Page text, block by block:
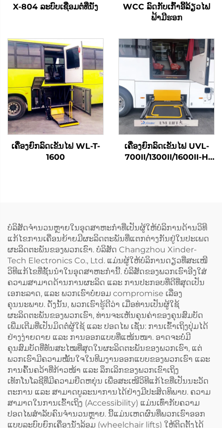
X-804 ລະບົບເຊື່ອມຕໍ່ທີ່ນັ່ງ
WCC ລົດກັບເກົ້າອີ້ລ້ຽວໄຟ
ຟ້າມີຮອກ
ເຄື່ອງຍົກລົດເຂັນໄຟ WL-T-
1600
ເຄື່ອງຍົກລົດເຂັນໄຟ UVL-
700II/1300II/1600II-H
ບໍລິສັດຈຳນວນຫຼາຍໃນອຸດສາຫະກຳທີ່ເປັນຜູ້ໃຫ້ບໍລິການດ້ານວິທີ
ແກ້ໄຂການເຄື່ອນຍ້າຍມີຜະລິດຕະພັນທີ່ແຕກຕ່າງກັນຢູ່ໃນປະເພດ
ຜະລິດຕະພັນຂອງພວກເຂົາ. ບໍລິສັດ Changzhou Xinder-
Tech Electronics Co., Ltd. ແມ່ນຜູ້ໃຫ້ບໍລິການດຽວທີ່ສະເໜີ
ວິທີແກ້ໄຂທີ່ຊັ້ນນຳໃນອຸດສາຫະກຳນີ້. ບໍລິສັດຂອງພວກເຮົາອີງໃສ່
ຄວາມສາມາດດ້ານການຜະລິດ ແລະ ການປະກອບທີ່ດີທີ່ສຸດເປັນ
ເອກະລາດ, ແລະ ພວກເຮົາບໍ່ຍອມ compromise ເລື່ອງ
ຄຸນນະພາບ. ດັ່ງນັ້ນ, ພວກເຮົາຮູ້ດີວ່າ ເມື່ອທ່ານເປັນຜູ້ໃຊ້
ຜະລິດຕະພັນຂອງພວກເຮົາ, ທ່ານຈະເຫັນຄຸນຄ່າຂອງຄຸນສົມບັດ
ເພີ່ມເຕີມທີ່ເປັນມິດຕໍ່ຜູ້ໃຊ້ ແລະ ປອດໄພ ເຊັ່ນ: ການເຂົ້າເຖິງປຸ່ມໄດ້
ຢ່າງງ່າຍດາຍ ແລະ ການອອກແບບທີ່ແໜ້ນໜາ. ອາດຈະບໍ່ມີ
ຄຸນສົມບັດທີ່ທັນສະໄໝທີ່ສຸດໃນຜະລິດຕະພັນຂອງພວກເຮົາ, ແຕ່
ພວກເຮົາມີຄວາມໝັ້ນໃຈໃນທີມງານອອກແບບຂອງພວກເຮົາ ແລະ
ການຄົ້ນຄວ້າທີ່ກ້າວໜ້າ ແລະ ລຶກເລິກຂອງພວກເຂົາເຖິງ
ເທັກໂນໂລຊີທີ່ມີຄວາມຍືດຫຍຸ່ນ ເພື່ອສະເໜີວິທີແກ້ໄຂທີ່ເປັນນະວັດ
ຕະການ ແລະ ສາມາດບູລະນາການໄດ້ຢ່າງມີປະສິດທິພາບ. ຄວາມ
ສາມາດໃນການເຂົ້າເຖິງ (Accessibility) ແມ່ນເທົ່າກັບຄວາມ
ປອດໄພສຳລັບຄົນຈຳນວນຫຼາຍ. ນີ້ແມ່ນເຫດຜົນທີ່ພວກເຮົາອອກ
ແບບລະບົບຍົກເຄື່ອງນັ່ງລ້ອມ (wheelchair lifts) ໃຫ້ຕິດຕັ້ງໄດ້